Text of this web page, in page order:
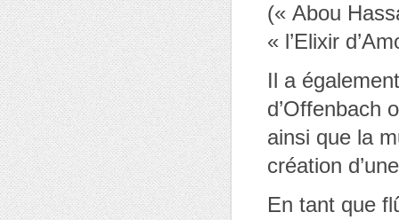
(« Abou
« l’Elixir
Il a
d’Offenbach
ainsi que la
création
En tant que